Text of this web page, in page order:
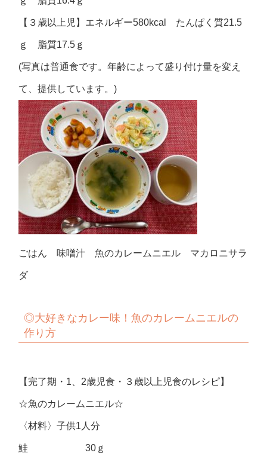
【３歳以上児】エネルギー580kcal たんぱく質21.5
ｇ 脂質17.5ｇ
(写真は普通食です。年齢によって盛り付け量を変え
て、提供しています。)
ごはん 味噌汁 魚のカレームニエル マカロニサラ
ダ
◎大好きなカレー味！魚のカレームニエルの
作り方
【完了期・1、2歳児食・３歳以上児食のレシピ】
☆魚のカレームニエル☆
〈材料〉子供1人分
鮭 30ｇ